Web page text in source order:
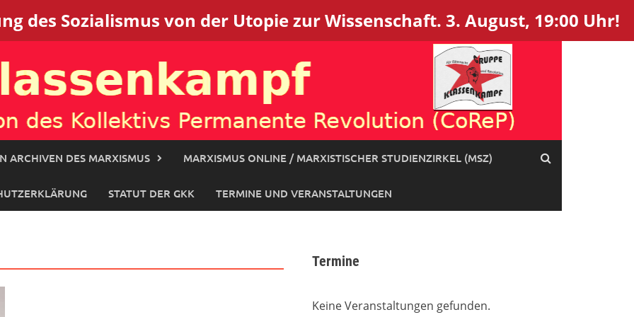
des Sozialismus von der Utopie zur Wissenschaft. 3. August, 19:00 Uhr!
ARCHIVEN DES MARXISMUS MARXISMUS ONLINE / MARXISTISCHER STUDIENZIRKEL (MSZ)
STATUT DER GKK TERMINE UND VERANSTALTUNGEN
Termine
Keine Veranstaltungen gefunden.